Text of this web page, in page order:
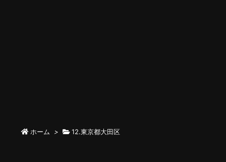
ホーム > 12.東京都大田区